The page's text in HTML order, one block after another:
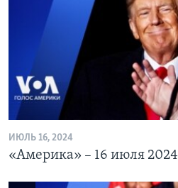
ИЮЛЬ 16, 2024
«Америка» – 16 июля 2024